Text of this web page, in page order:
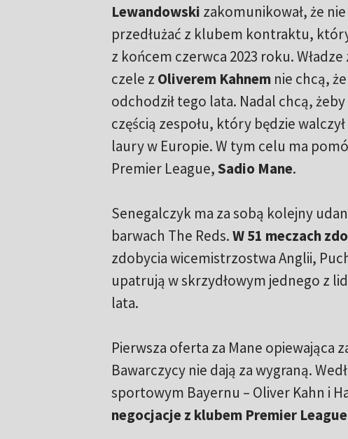
Lewandowski zakomunikował, że
przedłużać z klubem kontraktu,
z końcem czerwca 2023 roku. Władze
czele z Oliverem Kahnemnie chcą,
odchodził tego lata. Nadal chcą,
częścią zespołu, który będzie
laury w Europie. W tym celu ma
Premier League,Sadio Mane.
Senegalczyk ma za sobą kolejny
barwach The Reds.W 51 meczach
zdobycia wicemistrzostwa Anglii,
upatrują w skrzydłowym jednego z
lata.
Pierwsza oferta za Mane opiewająca
Bawarczycy nie dają za wygraną.
sportowym Bayernu – Oliver Kahn i
negocjacje z klubem Premier League